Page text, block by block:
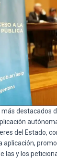
destacados
del Estado,
aplicación,
las y los